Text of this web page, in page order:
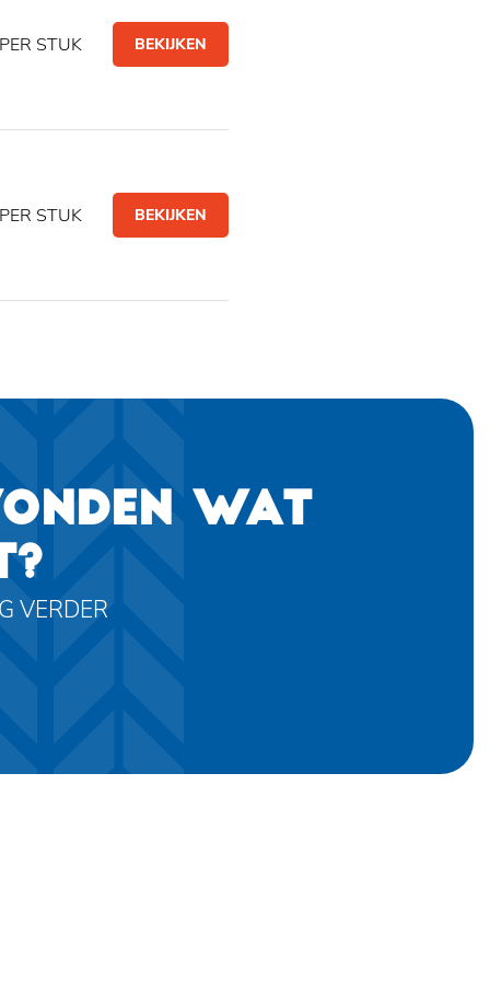
PER STUK BEKIJKEN
PER STUK BEKIJKEN
WAT
VERDER